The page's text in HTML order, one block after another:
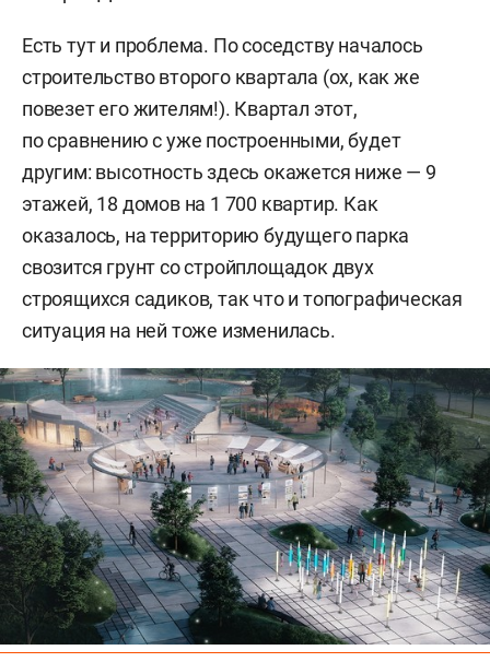
Есть тут и проблема. По соседству началось
строительство второго квартала (ох, как же
повезет его жителям!). Квартал этот,
по сравнению с уже построенными, будет
другим: высотность здесь окажется ниже — 9
этажей, 18 домов на 1 700 квартир. Как
оказалось, на территорию будущего парка
свозится грунт со стройплощадок двух
строящихся садиков, так что и топографическая
ситуация на ней тоже изменилась.